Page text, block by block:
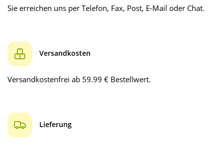
Sie erreichen uns per Telefon, Fax, Post, E-Mail oder Chat.
Versandkosten
Versandkostenfrei ab 59.99 € Bestellwert.
Lieferung